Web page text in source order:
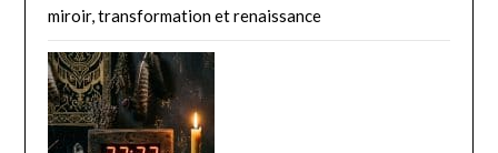
miroir, transformation et renaissance